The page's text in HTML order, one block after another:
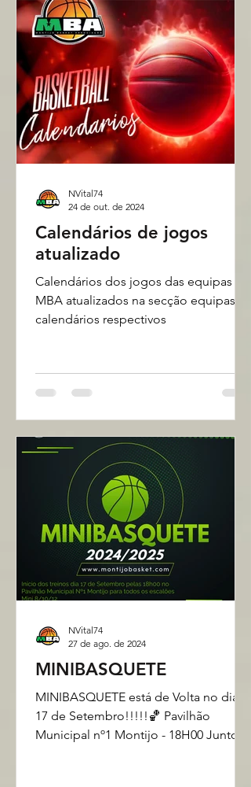
Calendários de jogos
atualizado
Calendários dos jogos das equipas do
MBA atualizados na secção equipas e
calendários respectivos
NVital74
24 de out. de 2024
MINIBASQUETE
MINIBASQUETE está de Volta no dia
17 de Setembro!!!!!🏀 Pavilhão
Municipal nº1 Montijo - 18H00 Juntos
NVital74
27 de ago. de 2024